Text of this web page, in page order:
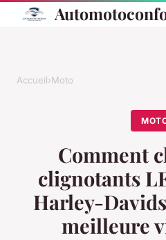
Accueil›Moto
Comment
clignotants
Harley-
meilleure